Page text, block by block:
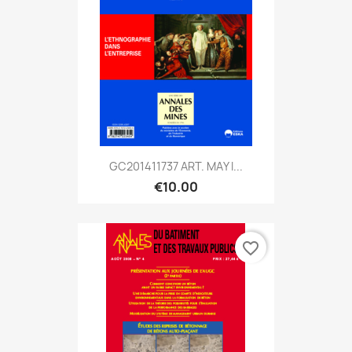
GC201411737 ART. MAY I...
€10.00
favorite_border